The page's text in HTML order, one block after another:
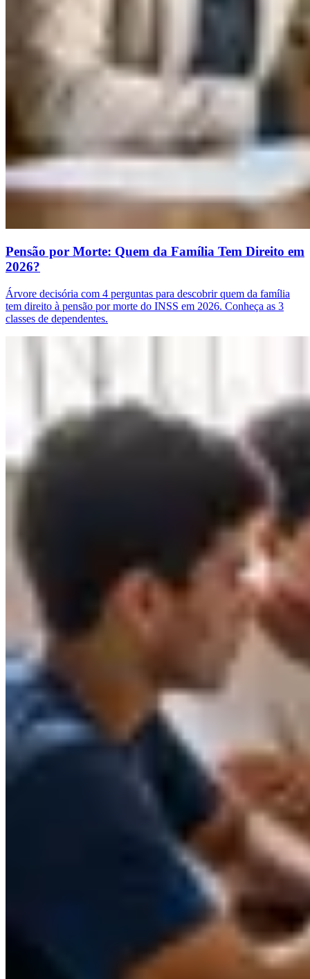
Pensão por Morte: Quem da Família Tem Direito em
2026?
Árvore decisória com 4 perguntas para descobrir quem da família
tem direito à pensão por morte do INSS em 2026. Conheça as 3
classes de dependentes.